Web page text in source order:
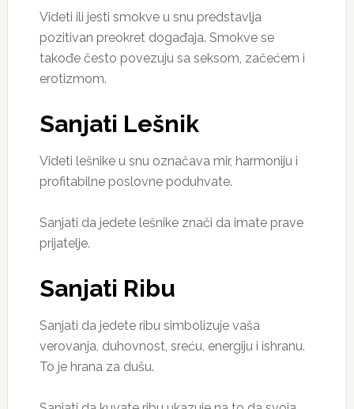
Videti ili jesti smokve u snu predstavlja
pozitivan preokret događaja. Smokve se
takođe često povezuju sa seksom, začećem i
erotizmom.
Sanjati Lešnik
Videti lešnike u snu označava mir, harmoniju i
profitabilne poslovne poduhvate.
Sanjati da jedete lešnike znači da imate prave
prijatelje.
Sanjati Ribu
Sanjati da jedete ribu simbolizuje vaša
verovanja, duhovnost, sreću, energiju i ishranu.
To je hrana za dušu.